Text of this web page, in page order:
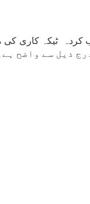
کردہ ٹیکہ کاری کی
ذیل سے واضح ہے۔